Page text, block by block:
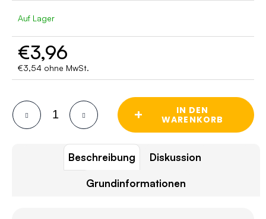
Auf Lager
€3,96
€3,54 ohne MwSt.
Verkaufspreis:
+
IN DEN
WARENKORB
Beschreibung Diskussion
Grundinformationen